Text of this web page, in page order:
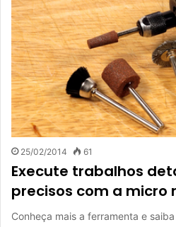
25/02/2014 61
Execute trabalhos
precisos com a micro
Conheça mais a ferramenta e